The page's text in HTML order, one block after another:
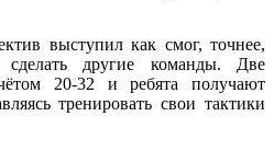
выступил как смог, точнее,
другие команды. Две
20-32 и ребята получают
тренировать свои тактики